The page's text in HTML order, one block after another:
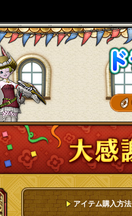
冒険者の広場へ
ログイン
アイテム購入方法